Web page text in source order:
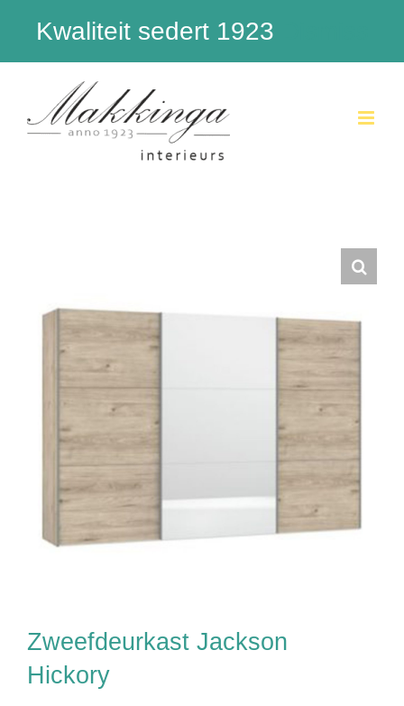
Zweefdeurkast Jackson
Hickory
Kwaliteit sedert 1923